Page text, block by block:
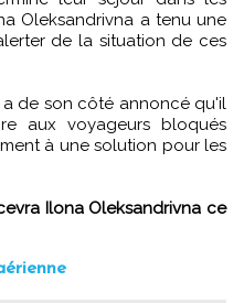
Oleksandrivna a tenu une
de la situation de ces
de son côté annoncé qu'il
aux voyageurs bloqués
à une solution pour les
Ilona Oleksandrivna ce